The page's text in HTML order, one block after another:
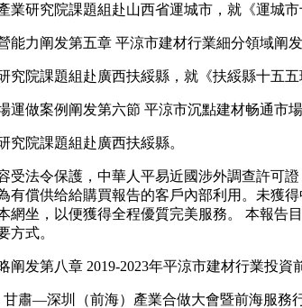
研究院課題組赴山西省運城市，就《運城市
力阐发第五章 平涼市建材行業細分領域阐发
院課題組赴廣西扶綏縣，就《扶綏縣十五五
做案例阐发第六節 平涼市沉點建材畅通市場
院課題組赴廣西扶綏縣。
法令保護，中華人平易近國涉外調查許可證
有償供给給購買報告的客戶內部利用。未獲
網坐，以便獲得全程優質完美服務。 本報告
方式。
第八章 2019-2023年平涼市建材行業投資
—深圳（前海）產業合做大會暨前海服務